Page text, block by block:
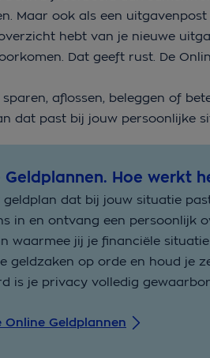
Maar ook als een
hebt van je nieuwe
Dat geeft rust. De
aflossen, beleggen of
dat past bij jouw persoonlijke
Geldplannen. Hoe werkt
geldplan dat bij jouw situatie
in en ontvang een persoonlijk
waarmee jij je financiële
geldzaken op orde en houd je
is je privacy volledig
Online Geldplannen